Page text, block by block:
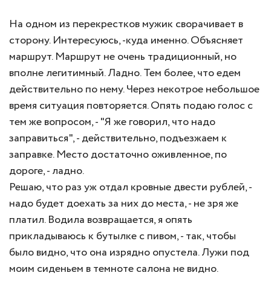
На одном из перекрестков мужик сворачивает в
сторону. Интересуюсь, -куда именно. Объясняет
маршрут. Маршрут не очень традиционный, но
вполне легитимный. Ладно. Тем более, что едем
действительно по нему. Через некотрое небольшое
время ситуация повторяется. Опять подаю голос с
тем же вопросом, - "Я же говорил, что надо
заправиться", - действительно, подъезжаем к
заправке. Место достаточно оживленное, по
дороге, - ладно.
Решаю, что раз уж отдал кровные двести рублей, -
надо будет доехать за них до места, - не зря же
платил. Водила возвращается, я опять
прикладываюсь к бутылке с пивом, - так, чтобы
было видно, что она изрядно опустела. Лужи под
моим сиденьем в темноте салона не видно.